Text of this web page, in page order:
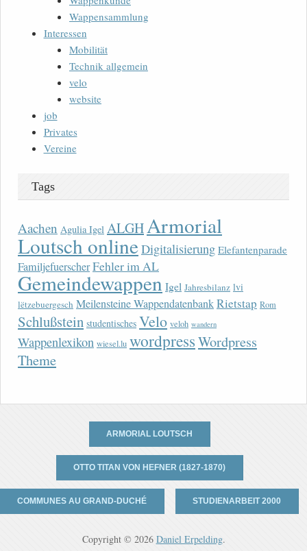
Wappensammlung
Interessen
Mobilität
Technik allgemein
velo
website
job
Privates
Vereine
Tags
Aachen Agulia Igel ALGHArmorial
Loutsch onlineDigitalisierung Elefantenparade
FamiljefuerscherFehler im AL
Gemeindewappen Igel Jahresbilanz lvi
lëtzebuergesch Meilensteine WappendatenbankRietstap Rom
Schlußstein studentisches Velo veloh wandern
Wappenlexikon wiesel.lu wordpressWordpress
Theme
ARMORIAL LOUTSCH
OTTO TITAN VON HEFNER (1827-1870)
COMMUNES AU GRAND-DUCHÉ STUDIENARBEIT 2000
Copyright © 2026 Daniel Erpelding.